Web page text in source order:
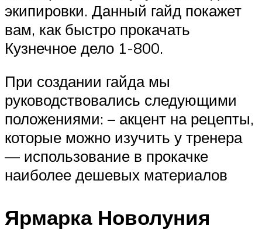
экипировки. Данный гайд покажет
вам, как быстро прокачать
Кузнечное дело 1-800.
При создании гайда мы
руководствовались следующими
положениями: – акцент на рецепты,
которые можно изучить у тренера
— использование в прокачке
наиболее дешевых материалов
Ярмарка Новолуния